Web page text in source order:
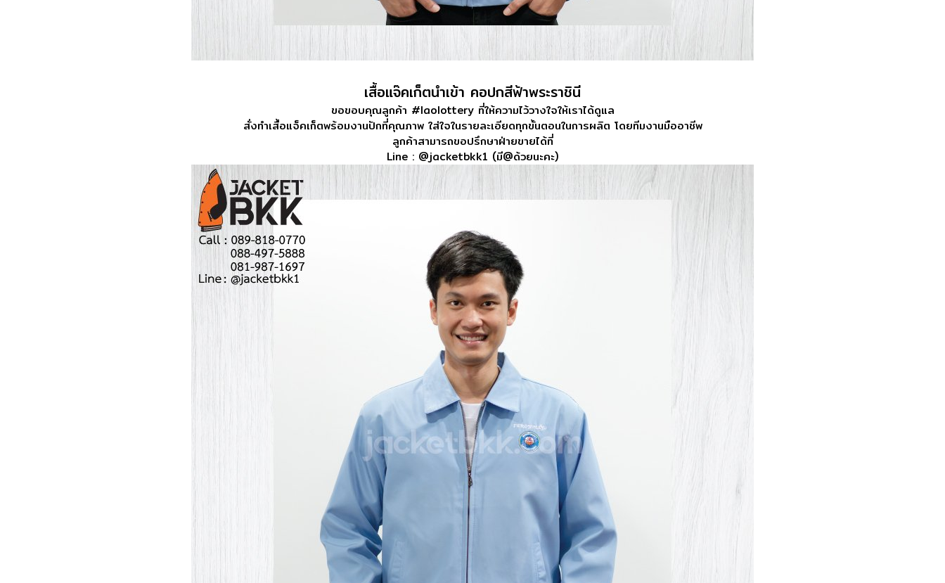
เสื้อแจ๊คเก็ตนำเข้า คอปกสีฟ้าพระราชินี
ขอขอบคุณลูกค้า #laolottery ที่ให้ความไว้วางใจให้เราได้ดูแล​
สั่งทำเสื้อ​แจ็คเก็ต​พร้อมงานปักที่คุณภาพ ใส่ใจในรายละเอียดทุกขั้นตอนในการผลิต​ โดยทีมงานมืออาชีพ
ลูกค้าสามารถขอปรึกษาฝ่ายขายได้ที่
Line : @jacketbkk1 (มี@ด้วยนะคะ)